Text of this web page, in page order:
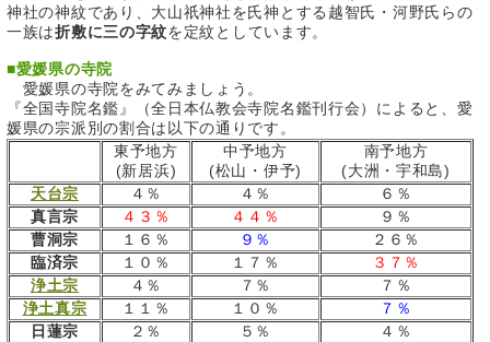
神社の神紋であり、大山祇神社を氏神とする越智氏・河野氏らの
一族は折敷に三の字紋を定紋としています。
■愛媛県の寺院
愛媛県の寺院をみてみましょう。
『全国寺院名鑑』（全日本仏教会寺院名鑑刊行会）によると、愛
媛県の宗派別の割合は以下の通りです。
東予地方
(新居浜)
中予地方
(松山・伊予)
南予地方
(大洲・宇和島)
天台宗
４％ ４％
６％
真言宗
４３％ ４４％
９％
曹洞宗
１６％ ９％
２６％
臨済宗
１０％ １７％
３７％
浄土宗
４％ ７％
７％
浄土真宗
１１％ １０％
７％
日蓮宗
２％ ５％
４％